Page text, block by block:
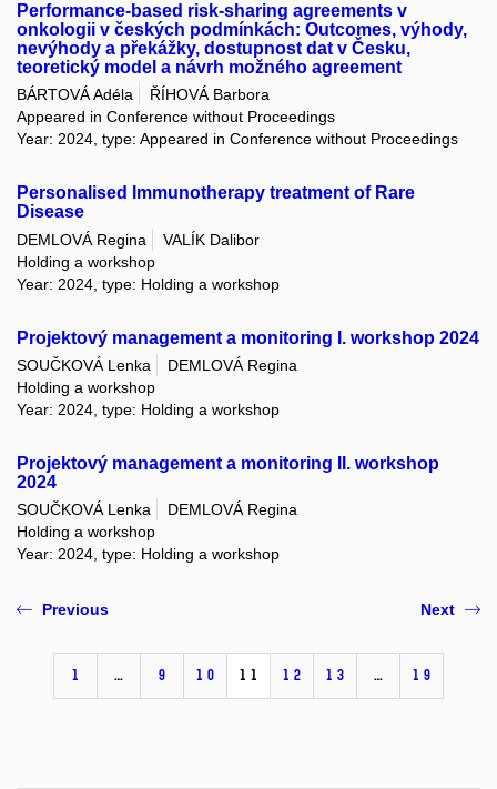
Performance-based risk-sharing agreements v
onkologii v českých podmínkách: Outcomes, výhody,
nevýhody a překážky, dostupnost dat v Česku,
teoretický model a návrh možného agreement
BÁRTOVÁ Adéla
ŘÍHOVÁ Barbora
Appeared in Conference without Proceedings
Year: 2024, type: Appeared in Conference without Proceedings
Personalised Immunotherapy treatment of Rare
Disease
DEMLOVÁ Regina
VALÍK Dalibor
Holding a workshop
Year: 2024, type: Holding a workshop
Projektový management a monitoring I. workshop 2024
SOUČKOVÁ Lenka
DEMLOVÁ Regina
Holding a workshop
Year: 2024, type: Holding a workshop
Projektový management a monitoring II. workshop
2024
SOUČKOVÁ Lenka
DEMLOVÁ Regina
Holding a workshop
Year: 2024, type: Holding a workshop
Previous
1 … 9 10 11 12 13 … 19
Next